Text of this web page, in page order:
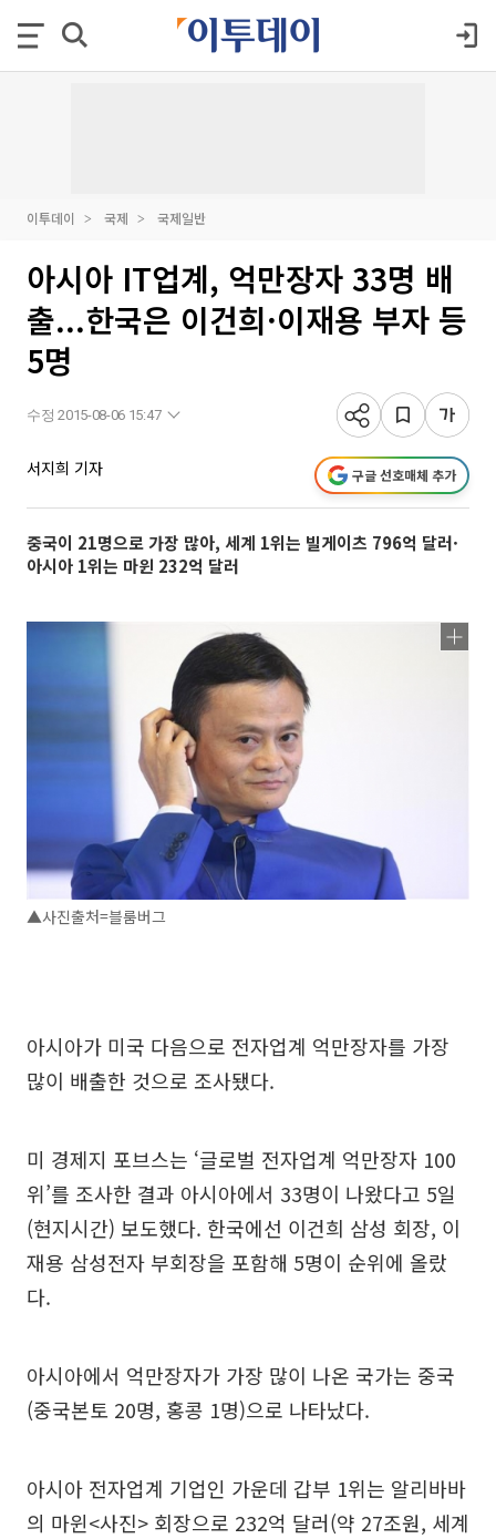
이투데이 국제 국제일반
아시아 IT업계, 억만장자 33명 배
출...한국은 이건희·이재용 부자 등
5명
수정 2015-08-06 15:47
서지희 기자 구글 선호매체 추가
중국이 21명으로 가장 많아, 세계 1위는 빌게이츠 796억 달러·
아시아 1위는 마윈 232억 달러
▲사진출처=블룸버그
아시아가 미국 다음으로 전자업계 억만장자를 가장
많이 배출한 것으로 조사됐다.
미 경제지 포브스는 ‘글로벌 전자업계 억만장자 100
위’를 조사한 결과 아시아에서 33명이 나왔다고 5일
(현지시간) 보도했다. 한국에선 이건희 삼성 회장, 이
재용 삼성전자 부회장을 포함해 5명이 순위에 올랐
다.
아시아에서 억만장자가 가장 많이 나온 국가는 중국
(중국본토 20명, 홍콩 1명)으로 나타났다.
아시아 전자업계 기업인 가운데 갑부 1위는 알리바바
의 마윈<사진> 회장으로 232억 달러(약 27조원, 세계